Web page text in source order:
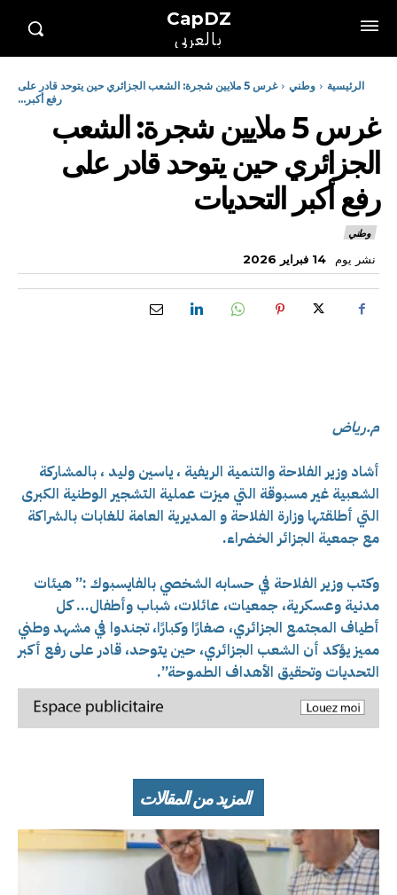
CapDZ
بالعربي
الرئيسية وطني
غرس 5 ملايين شجرة: الشعب الجزائري حين يتوحد قادر على
رفع أكبر...
غرس 5 ملايين شجرة: الشعب
الجزائري حين يتوحد قادر على
رفع أكبر التحديات
وطني
نشر يوم 14 فبراير 2026
م.رياض
أشاد وزير الفلاحة والتنمية الريفية ، ياسين وليد ، بالمشاركة
الشعبية غير مسبوقة التي ميزت عملية التشجير الوطنية الكبرى
التي أطلقتها وزارة الفلاحة و المديرية العامة للغابات بالشراكة
مع جمعية الجزائر الخضراء.
وكتب وزير الفلاحة في حسابه الشخصي بالفايسبوك :” هيئات
مدنية وعسكرية، جمعيات، عائلات، شباب وأطفال… كل
أطياف المجتمع الجزائري، صغارًا وكبارًا، تجندوا في مشهد وطني
مميز يؤكد أن الشعب الجزائري، حين يتوحد، قادر على رفع أكبر
التحديات وتحقيق الأهداف الطموحة”.
المزيد من المقالات